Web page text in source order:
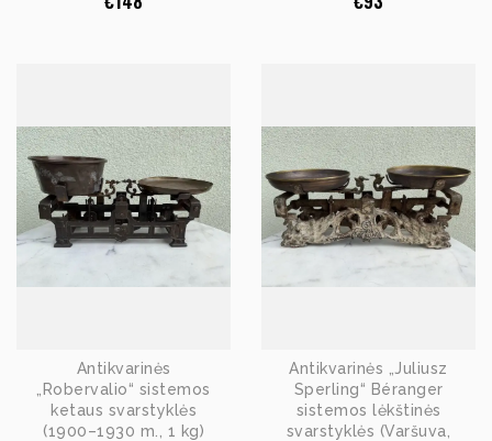
Antikvarinės
„Robervalio“ sistemos
ketaus svarstyklės
(1900–1930 m., 1 kg)
Antikvarinės „Juliusz
Sperling“ Béranger
sistemos lėkštinės
svarstyklės (Varšuva,